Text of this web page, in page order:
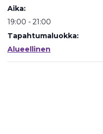
Aika:
19:00 - 21:00
Tapahtumaluokka:
Alueellinen